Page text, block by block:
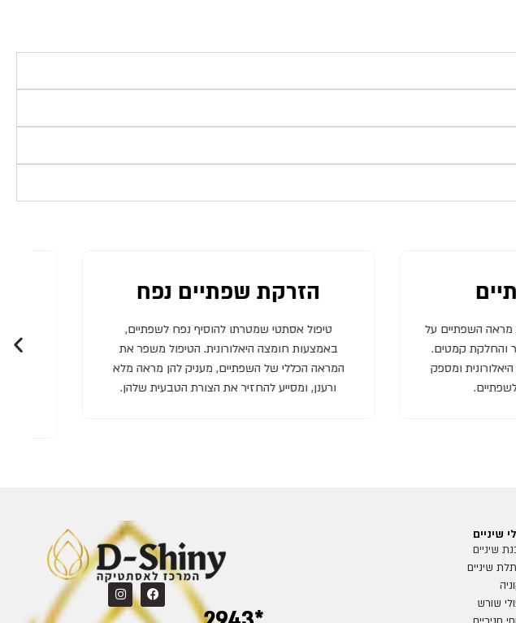
נפח
נפח לשפתיים,
הטיפול משפר את
להן מראה מלא
הטבעית שלהן.
הזרקת שפתיים פפיון
טיפול אסתטי המעניק לשפתיים מראה מלא ומעוצב
בצורה של "פפיון", תוך הדגשת קווי המתאר שלהן.
הטיפול נעשה באמצעות חומצה היאלורונית, ומטרתו
לשפר את המראה ולהעניק לשפתיים מראה סקסי
שיניים
שיניים
שיניים
שורש